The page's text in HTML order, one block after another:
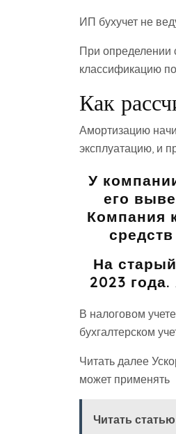
ИП бухучет не
При определении
классификацию
Как
Амортизацию
эксплуатацию, и
У
его
Компания
На
2023
В налоговом
бухгалтерском
Читать далее
может применять
Читать статью